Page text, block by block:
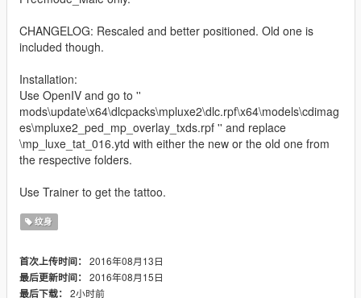
CHANGELOG: Rescaled and better positioned. Old one is
included though.
Installation:
Use OpenIV and go to ''
mods\update\x64\dlcpacks\mpluxe2\dlc.rpf\x64\models\cdimag
es\mpluxe2_ped_mp_overlay_txds.rpf '' and replace
\mp_luxe_tat_016.ytd with either the new or the old one from
the respective folders.
Use Trainer to get the tattoo.
纹身
首次上传时间： 2016年08月13日
最后更新时间： 2016年08月15日
最后下载： 2小时前